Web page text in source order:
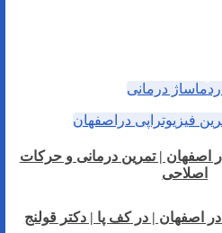
ماساژ درمانی
فیزیوتراپی دراصفهان
اصفهان | تمرین درمانی و حرکات
اصلاحی
در اصفهان | در کف پا | دکتر قولنج